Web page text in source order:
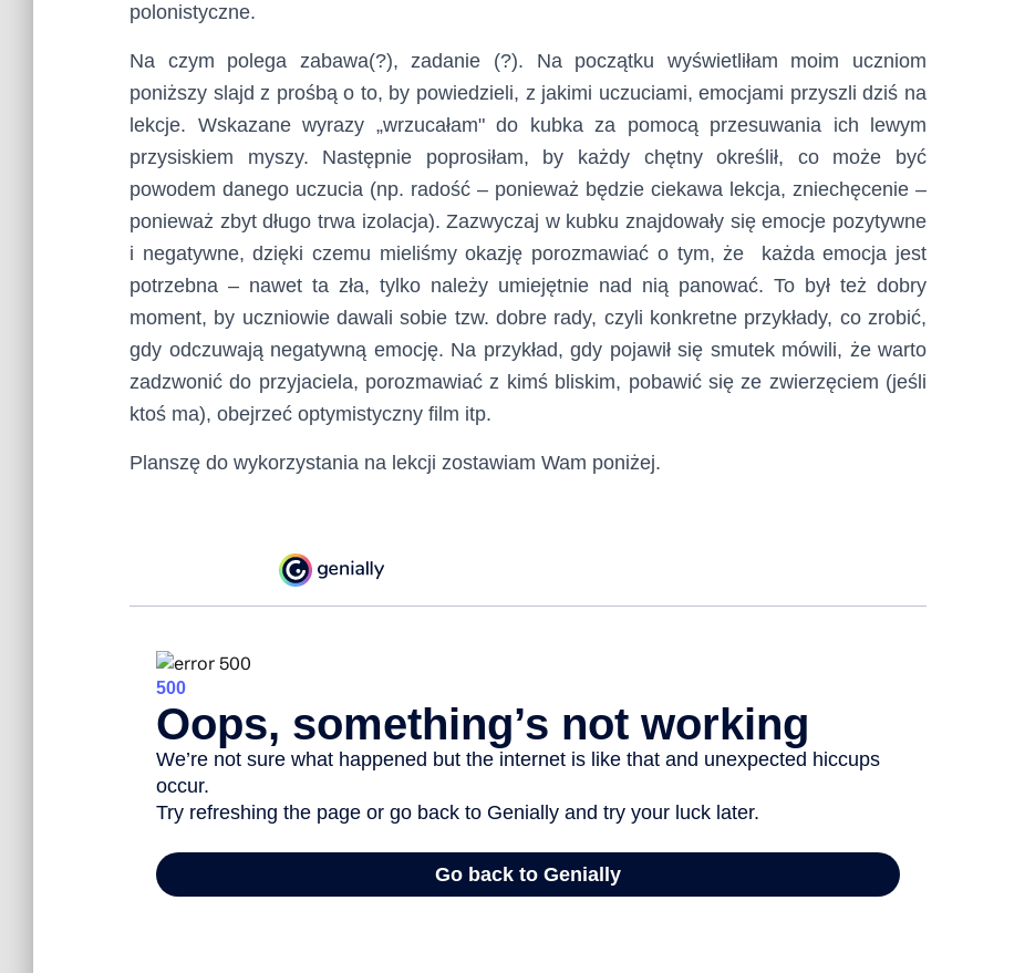
polonistyczne.
Na czym polega zabawa(?), zadanie (?). Na początku wyświetliłam moim uczniom
poniższy slajd z prośbą o to, by powiedzieli, z jakimi uczuciami, emocjami przyszli dziś na
lekcje. Wskazane wyrazy „wrzucałam" do kubka za pomocą przesuwania ich lewym
przysiskiem myszy. Następnie poprosiłam, by każdy chętny określił, co może być
powodem danego uczucia (np. radość – ponieważ będzie ciekawa lekcja, zniechęcenie –
ponieważ zbyt długo trwa izolacja). Zazwyczaj w kubku znajdowały się emocje pozytywne
i negatywne, dzięki czemu mieliśmy okazję porozmawiać o tym, że każda emocja jest
potrzebna – nawet ta zła, tylko należy umiejętnie nad nią panować. To był też dobry
moment, by uczniowie dawali sobie tzw. dobre rady, czyli konkretne przykłady, co zrobić,
gdy odczuwają negatywną emocję. Na przykład, gdy pojawił się smutek mówili, że warto
zadzwonić do przyjaciela, porozmawiać z kimś bliskim, pobawić się ze zwierzęciem (jeśli
ktoś ma), obejrzeć optymistyczny film itp.
Planszę do wykorzystania na lekcji zostawiam Wam poniżej.